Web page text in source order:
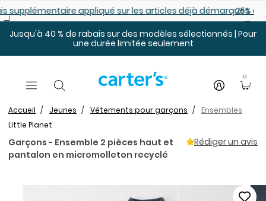
déjà démarqués25% de rabais: modèles pour bébé
Jusqu'à 40 % de rabais sur des modèles sélectionnés | Pour
une durée limitée seulement
0
Accueil Jeunes Vêtements pour garçons
Ensembles
Little Planet
Garçons - Ensemble 2 pièces haut et
pantalon en micromolleton recyclé
Rédiger un avis